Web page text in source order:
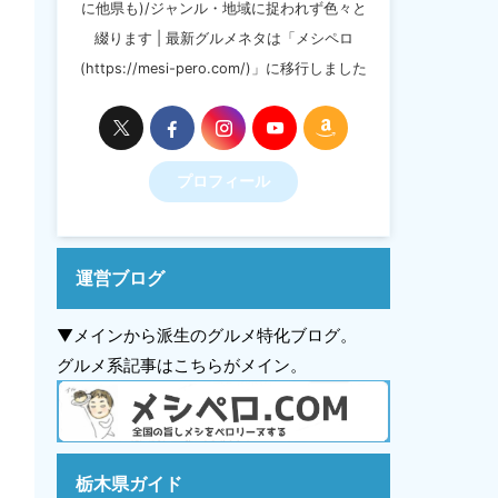
に他県も)/ジャンル・地域に捉われず色々と
綴ります | 最新グルメネタは「メシペロ
(https://mesi-pero.com/)」に移行しました
プロフィール
運営ブログ
▼メインから派生のグルメ特化ブログ。
グルメ系記事はこちらがメイン。
栃木県ガイド